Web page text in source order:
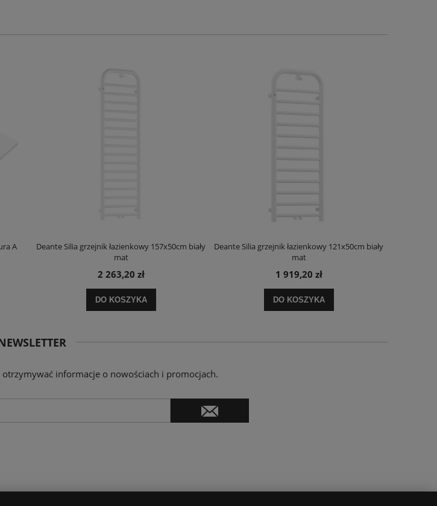
A
Deante Silia grzejnik łazienkowy 157x50cm biały
mat
2 263,20 zł
DO KOSZYKA
Deante Silia grzejnik łazienkowy 121x50cm biały
mat
1 919,20 zł
DO KOSZYKA
otrzymywać informacje o nowościach i promocjach.